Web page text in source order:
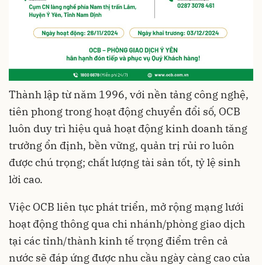
Thành lập từ năm 1996, với nền tảng công nghệ,
tiên phong trong hoạt động chuyển đổi số, OCB
luôn duy trì hiệu quả hoạt động kinh doanh tăng
trưởng ổn định, bền vững, quản trị rủi ro luôn
được chú trọng; chất lượng tài sản tốt, tỷ lệ sinh
lời cao.
Việc OCB liên tục phát triển, mở rộng mạng lưới
hoạt động thông qua chi nhánh/phòng giao dịch
tại các tỉnh/thành kinh tế trọng điểm trên cả
nước sẽ đáp ứng được nhu cầu ngày càng cao của